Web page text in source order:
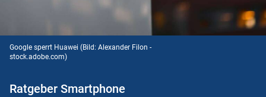
Google sperrt Huawei (Bild: Alexander Filon -
stock.adobe.com)
Ratgeber Smartphone